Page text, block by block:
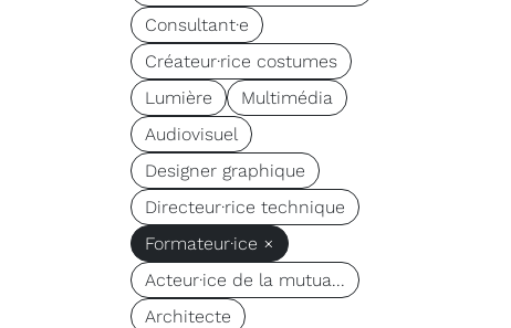
Consultant·e
Créateur·rice costumes
Lumière
Multimédia
Audiovisuel
Designer graphique
Directeur·rice technique
Formateur·ice ×
Acteur·ice de la mutua...
Architecte